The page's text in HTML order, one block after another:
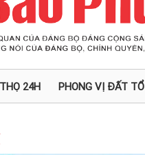
24H PHONG VỊ ĐẤT TỔ